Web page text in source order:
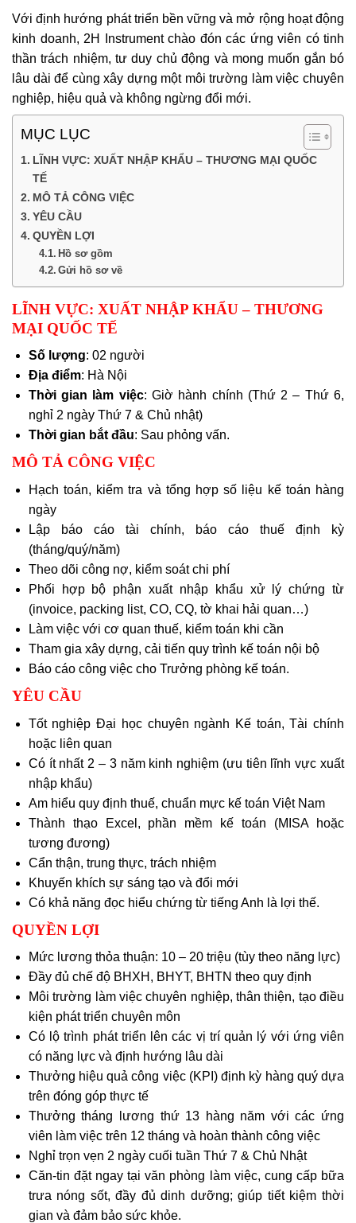
Với định hướng phát triển bền vững và mở rộng hoạt động
kinh doanh, 2H Instrument chào đón các ứng viên có tinh
thần trách nhiệm, tư duy chủ động và mong muốn gắn bó
lâu dài để cùng xây dựng một môi trường làm việc chuyên
nghiệp, hiệu quả và không ngừng đổi mới.
MỤC LỤC
LĨNH VỰC: XUẤT NHẬP KHẨU – THƯƠNG MẠI QUỐC
TẾ
MÔ TẢ CÔNG VIỆC
YÊU CẦU
QUYỀN LỢI
Hồ sơ gồm
Gửi hồ sơ về
LĨNH VỰC: XUẤT NHẬP KHẨU – THƯƠNG
MẠI QUỐC TẾ
Số lượng: 02 người
Địa điểm: Hà Nội
Thời gian làm việc: Giờ hành chính (Thứ 2 – Thứ 6,
nghỉ 2 ngày Thứ 7 & Chủ nhật)
Thời gian bắt đầu: Sau phỏng vấn.
MÔ TẢ CÔNG VIỆC
Hạch toán, kiểm tra và tổng hợp số liệu kế toán hàng
ngày
Lập báo cáo tài chính, báo cáo thuế định kỳ
(tháng/quý/năm)
Theo dõi công nợ, kiểm soát chi phí
Phối hợp bộ phận xuất nhập khẩu xử lý chứng từ
(invoice, packing list, CO, CQ, tờ khai hải quan…)
Làm việc với cơ quan thuế, kiểm toán khi cần
Tham gia xây dựng, cải tiến quy trình kế toán nội bộ
Báo cáo công việc cho Trưởng phòng kế toán.
YÊU CẦU
Tốt nghiệp Đại học chuyên ngành Kế toán, Tài chính
hoặc liên quan
Có ít nhất 2 – 3 năm kinh nghiệm (ưu tiên lĩnh vực xuất
nhập khẩu)
Am hiểu quy định thuế, chuẩn mực kế toán Việt Nam
Thành thạo Excel, phần mềm kế toán (MISA hoặc
tương đương)
Cẩn thận, trung thực, trách nhiệm
Khuyến khích sự sáng tạo và đổi mới
Có khả năng đọc hiểu chứng từ tiếng Anh là lợi thế.
QUYỀN LỢI
Mức lương thỏa thuận: 10 – 20 triệu (tùy theo năng lực)
Đầy đủ chế độ BHXH, BHYT, BHTN theo quy định
Môi trường làm việc chuyên nghiệp, thân thiện, tạo điều
kiện phát triển chuyên môn
Có lộ trình phát triển lên các vị trí quản lý với ứng viên
có năng lực và định hướng lâu dài
Thưởng hiệu quả công việc (KPI) định kỳ hàng quý dựa
trên đóng góp thực tế
Thưởng tháng lương thứ 13 hàng năm với các ứng
viên làm việc trên 12 tháng và hoàn thành công việc
Nghỉ trọn vẹn 2 ngày cuối tuần Thứ 7 & Chủ Nhật
Căn-tin đặt ngay tại văn phòng làm việc, cung cấp bữa
trưa nóng sốt, đầy đủ dinh dưỡng; giúp tiết kiệm thời
gian và đảm bảo sức khỏe.